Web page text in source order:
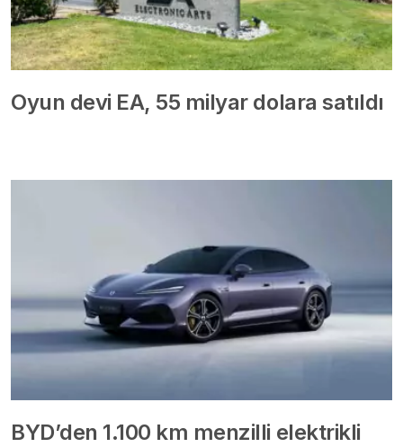
Oyun devi EA, 55 milyar dolara satıldı
BYD’den 1.100 km menzilli elektrikli